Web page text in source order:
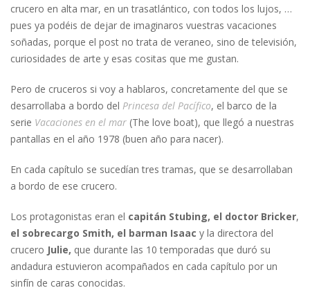
crucero en alta mar, en un trasatlántico, con todos los lujos, …
pues ya podéis de dejar de imaginaros vuestras vacaciones
soñadas, porque el post no trata de veraneo, sino de televisión,
curiosidades de arte y esas cositas que me gustan.
Pero de cruceros si voy a hablaros, concretamente del que se
desarrollaba a bordo del Princesa del Pacífico, el barco de la
serie Vacaciones en el mar (The love boat), que llegó a nuestras
pantallas en el año 1978 (buen año para nacer).
En cada capítulo se sucedían tres tramas, que se desarrollaban
a bordo de ese crucero.
Los protagonistas eran el capitán Stubing, el doctor Bricker,
el sobrecargo Smith, el barman Isaac y la directora del
crucero Julie, que durante las 10 temporadas que duró su
andadura estuvieron acompañados en cada capítulo por un
sinfín de caras conocidas.